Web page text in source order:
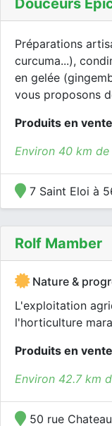
Douceurs
Préparations
curcuma...),
en gelée
vous proposons
Produits en vente
Environ 40 km de
7 Saint Eloi à
Rolf Mamber
Nature &
L'exploitation
l'horticulture
Produits en vente
Environ 42.7 km
50 rue